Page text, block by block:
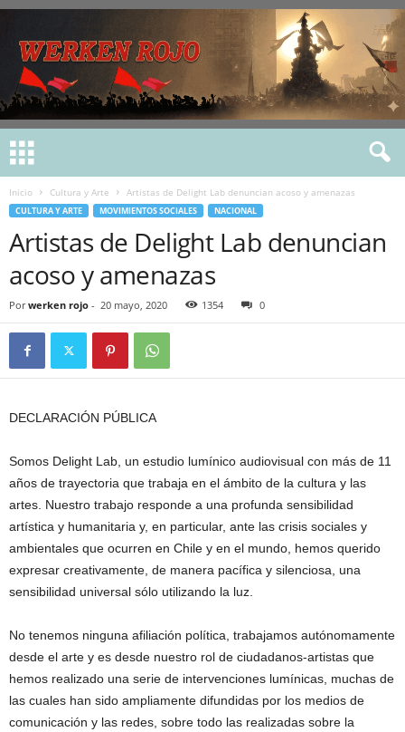
Inicio Cultura y Arte Artistas de Delight Lab denuncian acoso y amenazas
CULTURA Y ARTE MOVIMIENTOS SOCIALES NACIONAL
Artistas de Delight Lab denuncian
acoso y amenazas
Por werken rojo - 20 mayo, 2020 1354 0
DECLARACIÓN PÚBLICA
Somos Delight Lab, un estudio lumínico audiovisual con más de 11
años de trayectoria que trabaja en el ámbito de la cultura y las
artes. Nuestro trabajo responde a una profunda sensibilidad
artística y humanitaria y, en particular, ante las crisis sociales y
ambientales que ocurren en Chile y en el mundo, hemos querido
expresar creativamente, de manera pacífica y silenciosa, una
sensibilidad universal sólo utilizando la luz.
No tenemos ninguna afiliación política, trabajamos autónomamente
desde el arte y es desde nuestro rol de ciudadanos-artistas que
hemos realizado una serie de intervenciones lumínicas, muchas de
las cuales han sido ampliamente difundidas por los medios de
comunicación y las redes, sobre todo las realizadas sobre la